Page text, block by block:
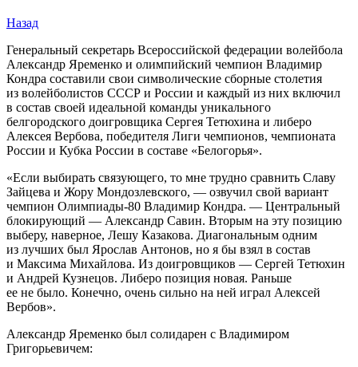
Назад
Генеральный секретарь Всероссийской федерации волейбола
Александр Яременко и олимпийский чемпион Владимир
Кондра составили свои символические сборные столетия
из волейболистов СССР и России и каждый из них включил
в состав своей идеальной команды уникального
белгородского доигровщика Сергея Тетюхина и либеро
Алексея Вербова, победителя Лиги чемпионов, чемпионата
России и Кубка России в составе «Белогорья».
«Если выбирать связующего, то мне трудно сравнить Славу
Зайцева и Жору Мондозлевского, — озвучил свой вариант
чемпион Олимпиады-80 Владимир Кондра. — Центральный
блокирующий — Александр Савин. Вторым на эту позицию
выберу, наверное, Лешу Казакова. Диагональным одним
из лучших был Ярослав Антонов, но я бы взял в состав
и Максима Михайлова. Из доигровщиков — Сергей Тетюхин
и Андрей Кузнецов. Либеро позиция новая. Раньше
ее не было. Конечно, очень сильно на ней играл Алексей
Вербов».
Александр Яременко был солидарен с Владимиром
Григорьевичем: